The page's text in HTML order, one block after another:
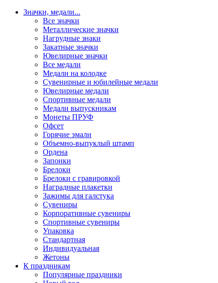
Значки, медали...
Все значки
Металлические значки
Нагрудные знаки
Закатные значки
Ювелирные значки
Все медали
Медали на колодке
Сувенирные и юбилейные медали
Ювелирные медали
Спортивные медали
Медали выпускникам
Монеты ПРУФ
Офсет
Горячие эмали
Объемно-выпуклый штамп
Ордена
Запонки
Брелоки
Брелоки с гравировкой
Наградные плакетки
Зажимы для галстука
Сувениры
Корпоративные сувениры
Спортивные сувениры
Упаковка
Стандартная
Индивидуальная
Жетоны
К праздникам
Популярные праздники